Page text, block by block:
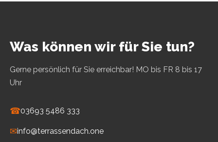
Was können wir für Sie tun?
Gerne persönlich für Sie erreichbar! MO bis FR 8 bis 17
Uhr
☎03693 5486 333
✉info@terrassendach.one